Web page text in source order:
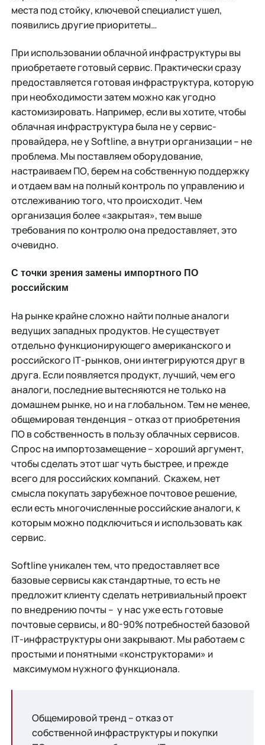
места под стойку, ключевой специалист ушел,
появились другие приоритеты…
При использовании облачной инфраструктуры вы
приобретаете готовый сервис. Практически сразу
предоставляется готовая инфраструктура, которую
при необходимости затем можно как угодно
кастомизировать. Например, если вы хотите, чтобы
облачная инфраструктура была не у сервис-
провайдера, не у Softline, а внутри организации – не
проблема. Мы поставляем оборудование,
настраиваем ПО, берем на собственную поддержку
и отдаем вам на полный контроль по управлению и
отслеживанию того, что происходит. Чем
организация более «закрытая», тем выше
требования по контролю она предоставляет, это
очевидно.
С точки зрения замены импортного ПО
российским
На рынке крайне сложно найти полные аналоги
ведущих западных продуктов. Не существует
отдельно функционирующего американского и
российского IТ-рынков, они интегрируются друг в
друга. Если появляется продукт, лучший, чем его
аналоги, последние вытесняются не только на
домашнем рынке, но и на глобальном. Тем не менее,
общемировая тенденция – отказ от приобретения
ПО в собственность в пользу облачных сервисов.
Спрос на импортозамещение – хороший аргумент,
чтобы сделать этот шаг чуть быстрее, и прежде
всего для российских компаний. Скажем, нет
смысла покупать зарубежное почтовое решение,
если есть многочисленные российские аналоги, к
которым можно подключиться и использовать как
сервис.
Softline уникален тем, что предоставляет все
базовые сервисы как стандартные, то есть не
предложит клиенту сделать нетривиальный проект
по внедрению почты – у нас уже есть готовые
почтовые сервисы, и 80-90% потребностей базовой
IТ-инфраструктуры они закрывают. Мы работаем c
простыми и понятными «конструкторами» и
максимумом нужного функционала.
Общемировой тренд – отказ от
собственной инфраструктуры и покупки